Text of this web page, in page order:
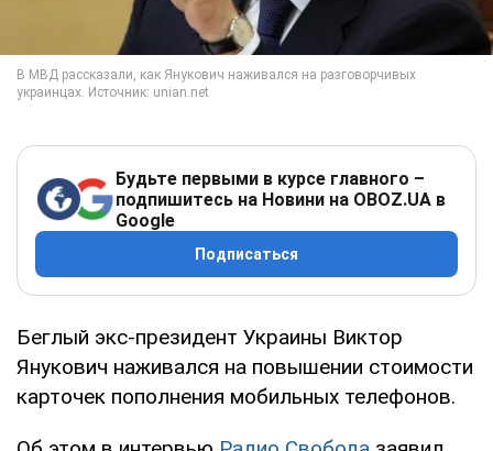
Будьте первыми в курсе главного –
подпишитесь на Новини на OBOZ.UA в
Google
Подписаться
Беглый экс-президент Украины Виктор
Янукович наживался на повышении стоимости
карточек пополнения мобильных телефонов.